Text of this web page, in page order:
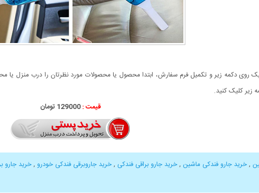
روی دکمه زیر و تکمیل فرم سفارش، ابتدا محصول یا محصولات مورد نظرتان را درب منزل یا
زیر کلیک کنید.
قیمت :129000 تومان
,خرید جارو فندکی ماشین ,خرید جارو براقی فندکی ,خرید جاروبرقی فندکی خودرو ,خرید جارو